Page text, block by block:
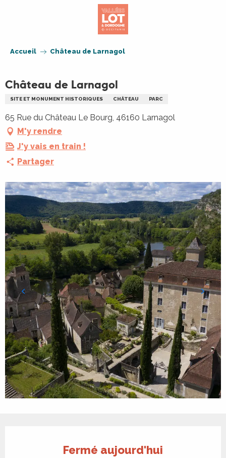
Accueil Château de Larnagol
Château de Larnagol
SITE ET MONUMENT HISTORIQUES CHÂTEAU PARC
65 Rue du Château Le Bourg, 46160 Larnagol
M'y rendre
J'y vais en train !
Partager
Fermé aujourd'hui